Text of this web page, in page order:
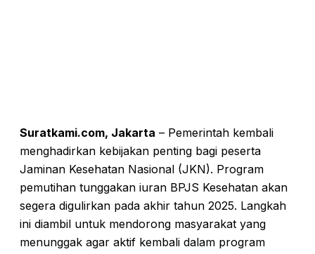
Suratkami.com, Jakarta – Pemerintah kembali
menghadirkan kebijakan penting bagi peserta
Jaminan Kesehatan Nasional (JKN). Program
pemutihan tunggakan iuran BPJS Kesehatan akan
segera digulirkan pada akhir tahun 2025. Langkah
ini diambil untuk mendorong masyarakat yang
menunggak agar aktif kembali dalam program